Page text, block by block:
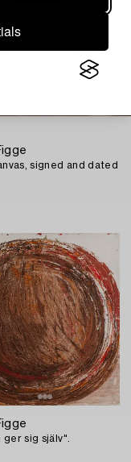
signed and dated
ger sig själv".